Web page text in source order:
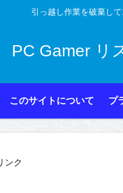
引っ越し作業を破棄し
PC Gamer リ
このサイトについて プ
ンク